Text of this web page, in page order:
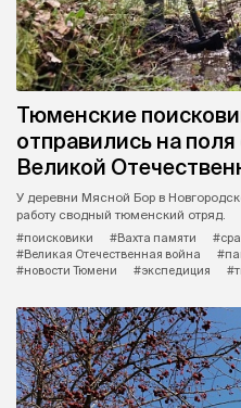
Тюменские
отправились на
Великой
У деревни Мясной Бор в
работу сводный тюменский отряд.
#поисковики
#Вахта памяти
#Великая Отечественная война
#новости Тюмени
#экспедиция